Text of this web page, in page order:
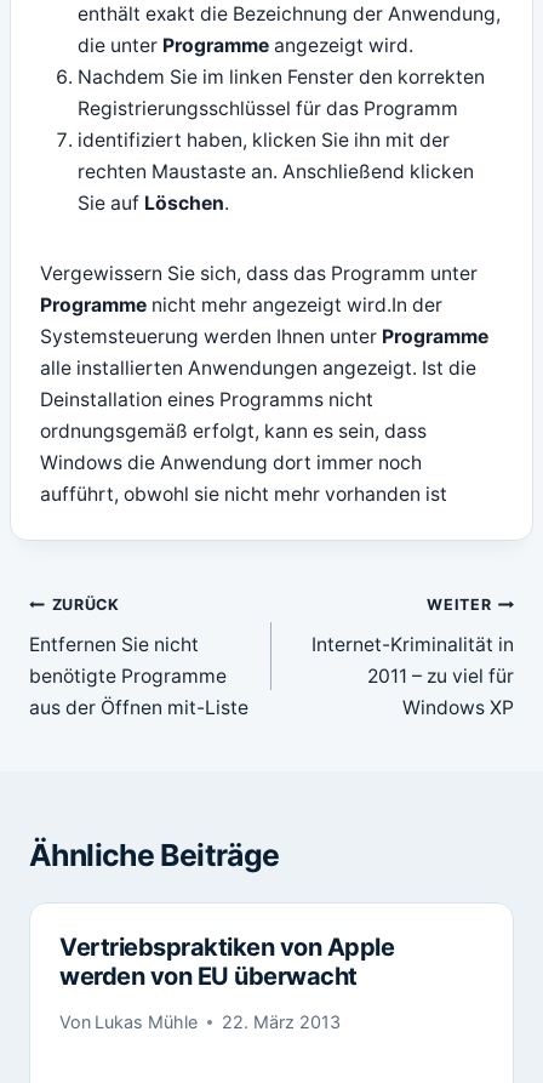
enthält exakt die Bezeichnung der Anwendung,
die unter Programme angezeigt wird.
Nachdem Sie im linken Fenster den korrekten
Registrierungsschlüssel für das Programm
identifiziert haben, klicken Sie ihn mit der
rechten Maustaste an. Anschließend klicken
Sie auf Löschen.
Vergewissern Sie sich, dass das Programm unter
Programme nicht mehr angezeigt wird.In der
Systemsteuerung werden Ihnen unter Programme
alle installierten Anwendungen angezeigt. Ist die
Deinstallation eines Programms nicht
ordnungsgemäß erfolgt, kann es sein, dass
Windows die Anwendung dort immer noch
aufführt, obwohl sie nicht mehr vorhanden ist
Beitragsnavigation
ZURÜCK
Entfernen Sie nicht
benötigte Programme
aus der Öffnen mit-Liste
WEITER
Internet-Kriminalität in
2011 – zu viel für
Windows XP
Ähnliche Beiträge
Vertriebspraktiken von Apple
werden von EU überwacht
Von Lukas Mühle 22. März 2013